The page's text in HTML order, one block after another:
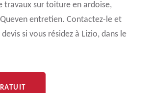
travaux sur toiture en ardoise,
entretien. Contactez-le et
si vous résidez à Lizio, dans le